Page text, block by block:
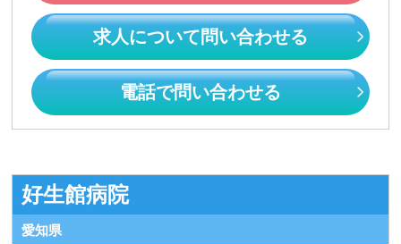
求人について問い合わせる
電話で問い合わせる
好生館病院
愛知県